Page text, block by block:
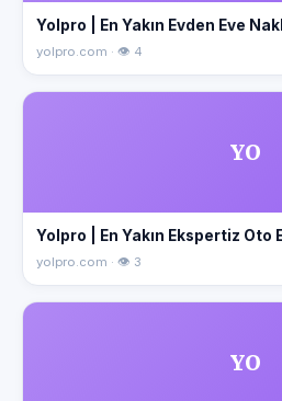
Yolpro | En Yakın Evden Eve
yolpro.com · 👁 4
YO
Yolpro | En Yakın Ekspertiz Oto
yolpro.com · 👁 3
YO